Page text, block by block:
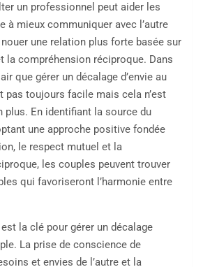
un professionnel peut aider les
à mieux communiquer avec l’autre
une relation plus forte basée sur
la compréhension réciproque. Dans
que gérer un décalage d’envie au
pas toujours facile mais cela n’est
plus. En identifiant la source du
une approche positive fondée
le respect mutuel et la
les couples peuvent trouver
qui favoriseront l’harmonie entre
la clé pour gérer un décalage
La prise de conscience de
et envies de l’autre et la